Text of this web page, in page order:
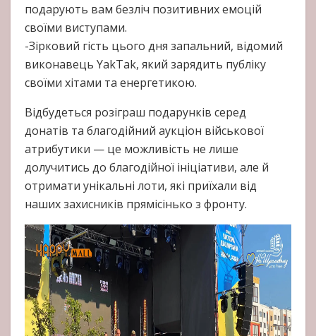
подарують вам безліч позитивних емоцій
своїми виступами.
-Зірковий гість цього дня запальний, відомий
виконавець YakTak, який зарядить публіку
своїми хітами та енергетикою.
Відбудеться розіграш подарунків серед
донатів та благодійний аукціон військової
атрибутики — це можливість не лише
долучитись до благодійної ініціативи, але й
отримати унікальні лоти, які приїхали від
наших захисників прямісінько з фронту.